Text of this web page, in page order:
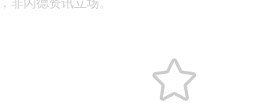
非闪德资讯立场。